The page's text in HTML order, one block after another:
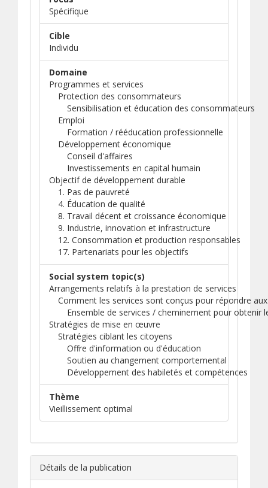
Spécifique
Cible
Individu
Domaine
Programmes et services
Protection des consommateurs
Sensibilisation et éducation des consommateurs
Emploi
Formation / rééducation professionnelle
Développement économique
Conseil d'affaires
Investissements en capital humain
Objectif de développement durable
1. Pas de pauvreté
4. Éducation de qualité
8. Travail décent et croissance économique
9. Industrie, innovation et infrastructure
12. Consommation et production responsables
17. Partenariats pour les objectifs
Social system topic(s)
Arrangements relatifs à la prestation de services
Comment les services sont conçus pour répondre
Ensemble de services / cheminement pour obtenir
Stratégies de mise en œuvre
Stratégies ciblant les citoyens
Offre d'information ou d'éducation
Soutien au changement comportemental
Développement des habiletés et compétences
Thème
Vieillissement optimal
Détails de la publication